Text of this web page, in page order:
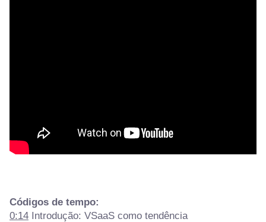
Códigos de tempo:
0:14 Introdução: VSaaS como tendência